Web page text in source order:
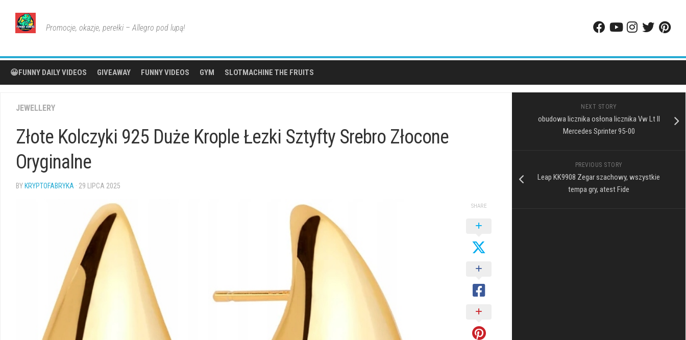
content
Promocje, okazje, perełki – Allegro pod lupą!
😀FUNNY DAILY VIDEOS GIVEAWAY FUNNY VIDEOS GYM SLOTMACHINE THE FRUITS
JEWELLERY
Złote Kolczyki 925 Duże Krople Łezki Sztyfty Srebro Złocone
Oryginalne
BY KRYPTOFABRYKA · 29 LIPCA 2025
SHARE
NEXT STORY
obudowa licznika osłona licznika Vw Lt II
Mercedes Sprinter 95-00
PREVIOUS STORY
Leap KK9908 Zegar szachowy, wszystkie
tempa gry, atest Fide